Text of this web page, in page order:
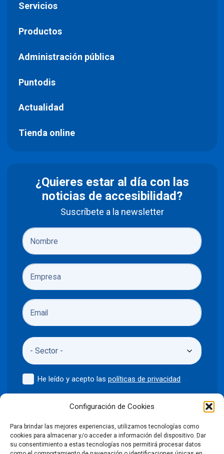
Configuración de Cookies
Para brindar las mejores experiencias, utilizamos tecnologías como
cookies para almacenar y/o acceder a información del dispositivo. Dar
su consentimiento a estas tecnologías nos permitirá procesar datos
Servicios
Productos
Administración pública
Puntodis
Actualidad
Tienda online
¿Quieres estar al día con las
noticias de accesibilidad?
Suscríbete a la newsletter
He leído y acepto laspolíticas de privacidad
Enviar